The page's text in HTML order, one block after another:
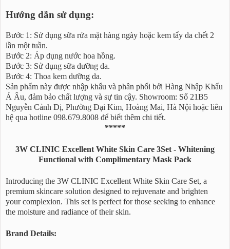
Hướng dẫn sử dụng:
Bước 1: Sử dụng sữa rửa mặt hàng ngày hoặc kem tẩy da chết 2
lần một tuần.
Bước 2: Áp dụng nước hoa hồng.
Bước 3: Sử dụng sữa dưỡng da.
Bước 4: Thoa kem dưỡng da.
Sản phẩm này được nhập khẩu và phân phối bởi Hàng Nhập Khẩu
Á Âu, đảm bảo chất lượng và sự tin cậy. Showroom: Số 21B5
Nguyễn Cảnh Dị, Phường Đại Kim, Hoàng Mai, Hà Nội hoặc liên
hệ qua hotline 098.679.8008 để biết thêm chi tiết.
*****
3W CLINIC Excellent White Skin Care 3Set - Whitening
Functional with Complimentary Mask Pack
Introducing the 3W CLINIC Excellent White Skin Care Set, a
premium skincare solution designed to rejuvenate and brighten
your complexion. This set is perfect for those seeking to enhance
the moisture and radiance of their skin.
Brand Details: